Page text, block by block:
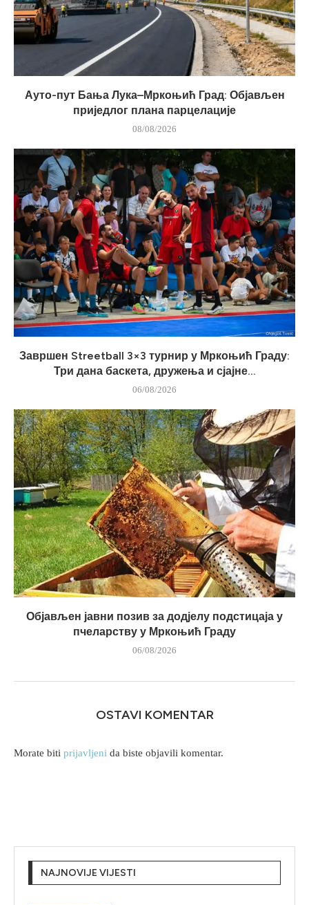
Ауто-пут Бања Лука–Мркоњић Град: Објављен
приједлог плана парцелације
08/08/2026
Завршен Streetball 3×3 турнир у Мркоњић Граду:
Три дана баскета, дружења и сјајне...
06/08/2026
Објављен јавни позив за додјелу подстицаја у
пчеларству у Мркоњић Граду
06/08/2026
OSTAVI KOMENTAR
Morate biti prijavljeni da biste objavili komentar.
NAJNOVIJE VIJESTI